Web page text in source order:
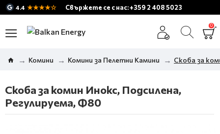
4.4 ★★★★☆ Свържете се с нас: +359 2 408 5023
0
Комини Комини за Пелетни Камини Скоба за
Скоба за комин Инокс, Подсилена,
Регулируема, Ф80